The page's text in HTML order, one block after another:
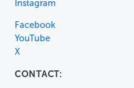
Instagram
Facebook
YouTube
X
CONTACT: